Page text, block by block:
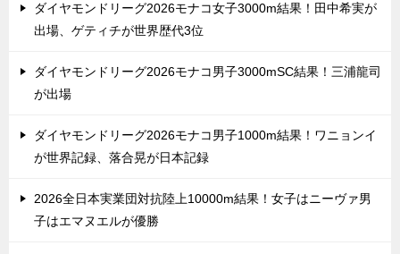
ダイヤモンドリーグ2026モナコ女子3000m結果！田中希実が
出場、ゲティチが世界歴代3位
ダイヤモンドリーグ2026モナコ男子3000mSC結果！三浦龍司
が出場
ダイヤモンドリーグ2026モナコ男子1000m結果！ワニョンイ
が世界記録、落合晃が日本記録
2026全日本実業団対抗陸上10000m結果！女子はニーヴァ男
子はエマヌエルが優勝